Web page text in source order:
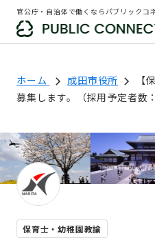
官公庁・自治体で働くならパブリックコ
ホーム 成田市役所
【
募集します。（採用予定者数
保育士・幼稚園教諭